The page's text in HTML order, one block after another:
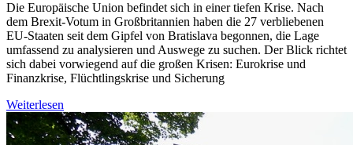
Die Europäische Union befindet sich in einer tiefen Krise. Nach
dem Brexit-Votum in Großbritannien haben die 27 verbliebenen
EU-Staaten seit dem Gipfel von Bratislava begonnen, die Lage
umfassend zu analysieren und Auswege zu suchen. Der Blick richtet
sich dabei vorwiegend auf die großen Krisen: Eurokrise und
Finanzkrise, Flüchtlingskrise und Sicherung
Weiterlesen